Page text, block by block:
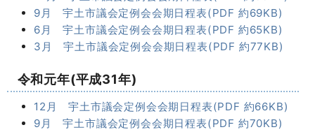
9月 宇土市議会定例会会期日程表(PDF 約69KB)
6月 宇土市議会定例会会期日程表(PDF 約65KB)
3月 宇土市議会定例会会期日程表(PDF 約77KB)
令和元年(平成31年)
12月 宇土市議会定例会会期日程表(PDF 約66KB)
9月 宇土市議会定例会会期日程表(PDF 約70KB)